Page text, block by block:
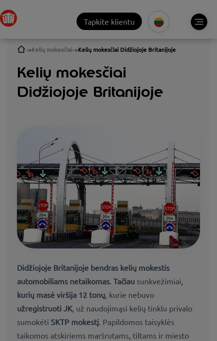
Tapkite klientu
Kelių mokesčiai Kelių mokesčiai Didžiojoje Britanijoje
Kelių mokesčiai
Didžiojoje Britanijoje
Didžiojoje Britanijoje bendras kelių mokestis
automobiliams netaikomas. Tačiau sunkvežimiai,
kurių masė viršija 12 tonų, kurie nebuvo
užregistruoti JK, už naudojimąsi kelių tinklu privalo
sumokėti SKTP mokestį. Papildomos taisyklės
taikomos atskiriems maršrutams, tiltams ir miesto